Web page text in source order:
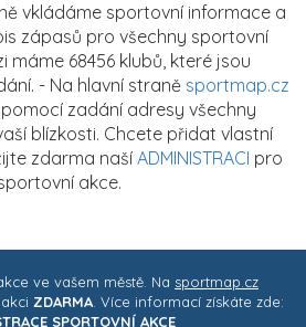
vkládáme sportovní informace a
zápasů pro všechny sportovní
máme 68456 klubů, které jsou
- Na hlavní straně sportmap.cz
zadání adresy všechny
blízkosti. Chcete přidat vlastní
zdarma naší ADMINISTRACI pro
akce.
ve vašem městě. Na sportmap.cz
ZDARMA. Více informací získáte zde:
SPORTOVNÍ AKCE